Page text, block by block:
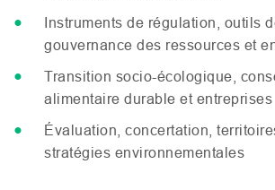
Instruments de régulation, outils
gouvernance des ressources et
Transition socio-écologique,
alimentaire durable et entreprises
Évaluation, concertation,
stratégies environnementales